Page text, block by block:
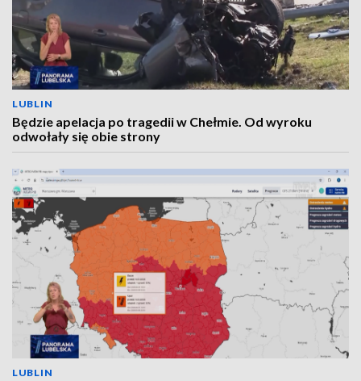
LUBLIN
Będzie apelacja po tragedii w Chełmie. Od wyroku
odwołały się obie strony
LUBLIN